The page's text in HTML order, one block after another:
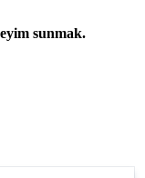
sunmak.